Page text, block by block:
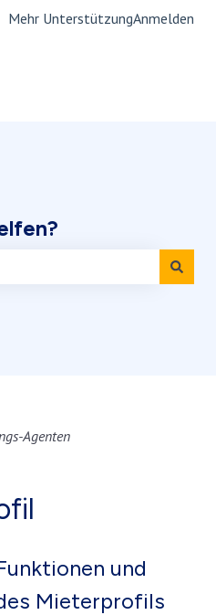
Mehr UnterstützungAnmelden
Agenten
und
Mieterprofils